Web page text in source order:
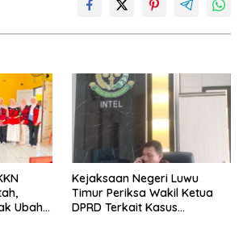
Ubah
Kejaksaan Negeri Luwu
Timur Periksa Wakil Ketua
DPRD Terkait Kasus